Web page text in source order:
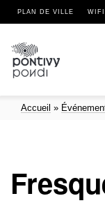
PLAN DE VILLE
Accueil »